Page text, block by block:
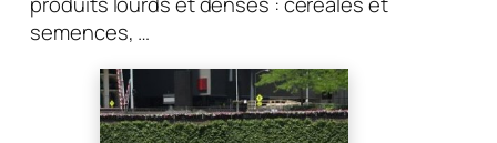
semences, …